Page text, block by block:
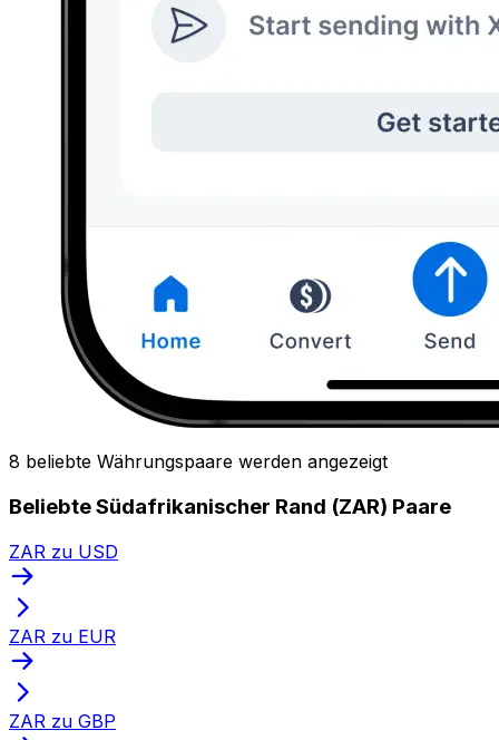
8 beliebte Währungspaare werden angezeigt
Beliebte Südafrikanischer Rand (ZAR) Paare
ZAR zu USD
ZAR zu EUR
ZAR zu GBP